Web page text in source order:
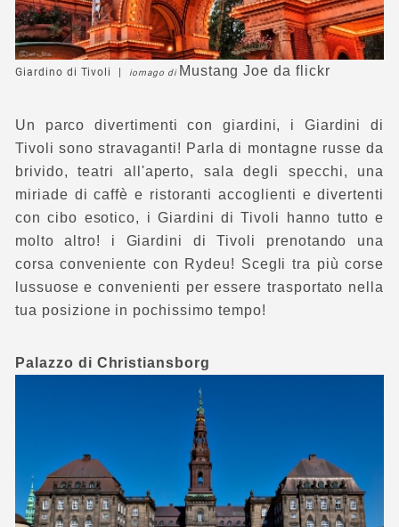
Giardino di Tivoli | iomago di Mustang Joe da flickr
Un parco divertimenti con giardini, i Giardini di
Tivoli sono stravaganti! Parla di montagne russe da
brivido, teatri all'aperto, sala degli specchi, una
miriade di caffè e ristoranti accoglienti e divertenti
con cibo esotico, i Giardini di Tivoli hanno tutto e
molto altro! i Giardini di Tivoli prenotando una
corsa conveniente con Rydeu! Scegli tra più corse
lussuose e convenienti per essere trasportato nella
tua posizione in pochissimo tempo!
Palazzo di Christiansborg